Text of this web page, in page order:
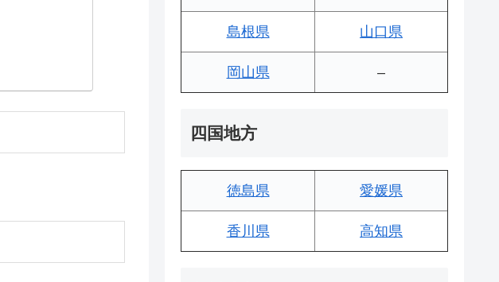
島根県 山口県
岡山県 –
四国地方
徳島県 愛媛県
香川県 高知県